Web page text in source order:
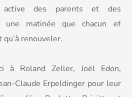
active des parents et des
une matinée que chacun et
qu’à renouveler.
à Roland Zeller, Joël Edon,
Claude Erpeldinger pour leur